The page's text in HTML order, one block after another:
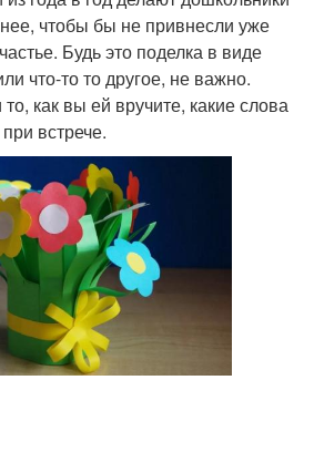
чтобы бы не привнесли уже
Будь это поделка в виде
что-то то другое, не важно.
как вы ей вручите, какие слова
встрече.